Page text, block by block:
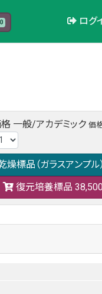
0 ログ
格 一般/アカデミック 価
燥標品（ガラスアンプル）
復元培養標品